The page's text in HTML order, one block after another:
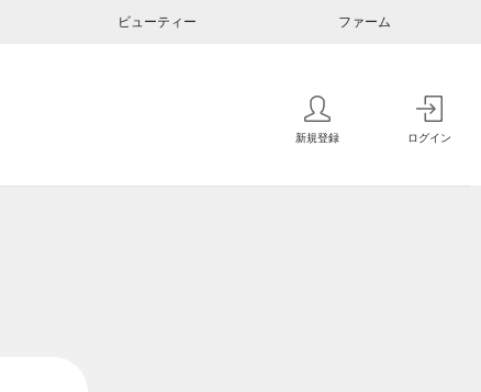
ビューティー ファーム
新規登録 ログイン